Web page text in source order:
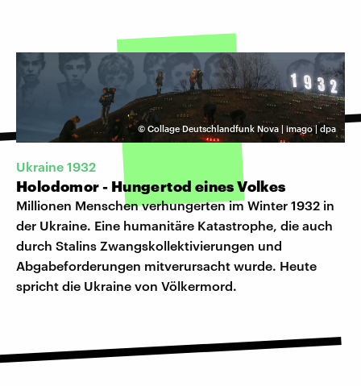
©Collage Deutschlandfunk Nova | imago | dpa
Ukraine 1932
Holodomor - Hungertod eines Volkes
Millionen Menschen verhungerten im Winter 1932 in
der Ukraine. Eine humanitäre Katastrophe, die auch
durch Stalins Zwangskollektivierungen und
Abgabeforderungen mitverursacht wurde. Heute
spricht die Ukraine von Völkermord.